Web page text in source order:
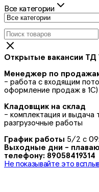
Все категории
Открытые вакансии ТД
Менеджер по
- работа с входящим
оформление продаж в
Кладовщик на склад
- комплектация и выдача
разгрузочные работы
График работы 5/2 с
Выходные дни -
телефону: 89058419314
Не показывайте это